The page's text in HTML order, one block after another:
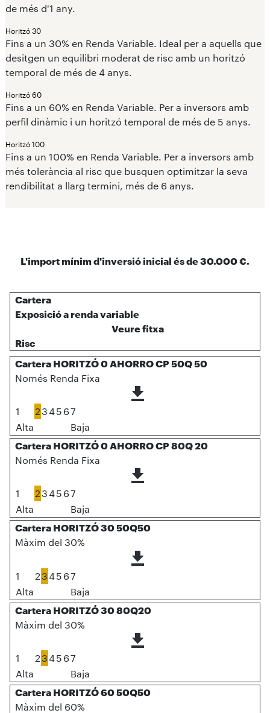
de més d'1 any.
Horitzó 30
Fins a un 30% en Renda Variable. Ideal per a aquells que
desitgen un equilibri moderat de risc amb un horitzó
temporal de més de 4 anys.
Horitzó 60
Fins a un 60% en Renda Variable. Per a inversors amb
perfil dinàmic i un horitzó temporal de més de 5 anys.
Horitzó 100
Fins a un 100% en Renda Variable. Per a inversors amb
més tolerància al risc que busquen optimitzar la seva
rendibilitat a llarg termini, més de 6 anys.
L'import mínim d'inversió inicial és de 30.000 €.
Cartera
Exposició a renda variable
Veure fitxa
Risc
Cartera HORITZÓ 0 AHORRO CP 50Q 50
Només Renda Fixa
1 2345 67
Alta
Baja
Cartera HORITZÓ 0 AHORRO CP 80Q 20
Només Renda Fixa
1 2345 67
Alta
Baja
Cartera HORITZÓ 30 50Q50
Màxim del 30%
1 2345 67
Alta
Baja
Cartera HORITZÓ 30 80Q20
Màxim del 30%
1 2345 67
Alta
Baja
Cartera HORITZÓ 60 50Q50
Màxim del 60%